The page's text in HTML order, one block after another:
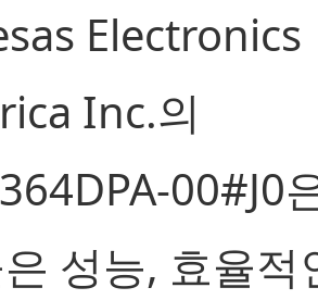
Electronics
Inc.의
00#J0
성능, 효율적